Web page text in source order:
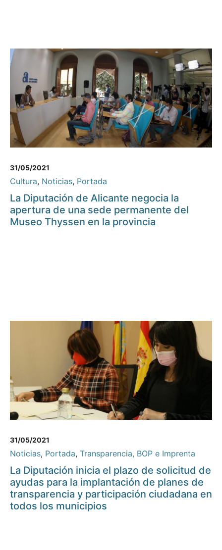
31/05/2021
Cultura, Noticias, Portada
La Diputación de Alicante negocia la
apertura de una sede permanente del
Museo Thyssen en la provincia
31/05/2021
Noticias, Portada, Transparencia, BOP e Imprenta
La Diputación inicia el plazo de solicitud de
ayudas para la implantación de planes de
transparencia y participación ciudadana en
todos los municipios